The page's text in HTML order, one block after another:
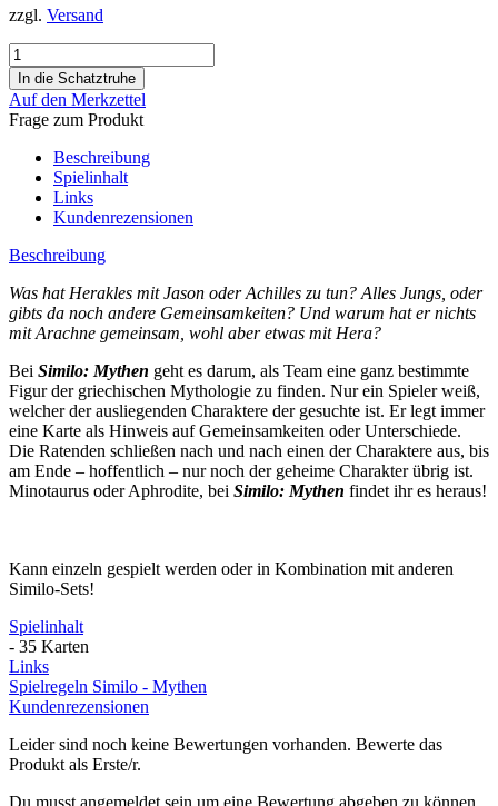
zzgl. Versand
Auf den Merkzettel
Frage zum Produkt
Beschreibung
Spielinhalt
Links
Kundenrezensionen
Beschreibung
Was hat Herakles mit Jason oder Achilles zu tun? Alles Jungs, oder
gibts da noch andere Gemeinsamkeiten? Und warum hat er nichts
mit Arachne gemeinsam, wohl aber etwas mit Hera?
Bei Similo: Mythen geht es darum, als Team eine ganz bestimmte
Figur der griechischen Mythologie zu finden. Nur ein Spieler weiß,
welcher der ausliegenden Charaktere der gesuchte ist. Er legt immer
eine Karte als Hinweis auf Gemeinsamkeiten oder Unterschiede.
Die Ratenden schließen nach und nach einen der Charaktere aus, bis
am Ende – hoffentlich – nur noch der geheime Charakter übrig ist.
Minotaurus oder Aphrodite, bei Similo: Mythen findet ihr es heraus!
Kann einzeln gespielt werden oder in Kombination mit anderen
Similo-Sets!
Spielinhalt
- 35 Karten
Links
Spielregeln Similo - Mythen
Kundenrezensionen
Leider sind noch keine Bewertungen vorhanden. Bewerte das
Produkt als Erste/r.
Du musst angemeldet sein um eine Bewertung abgeben zu können.